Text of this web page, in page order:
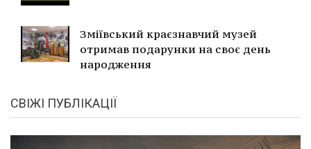
Зміївський краєзнавчий музей
отримав подарунки на своє день
народження
СВІЖІ ПУБЛІКАЦІЇ